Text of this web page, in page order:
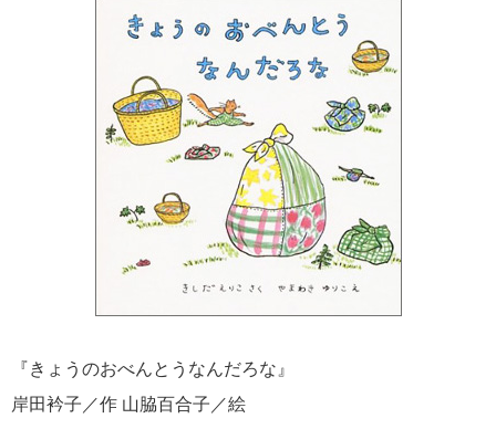
『きょうのおべんとうなんだろな』
岸田衿子／作 山脇百合子／絵